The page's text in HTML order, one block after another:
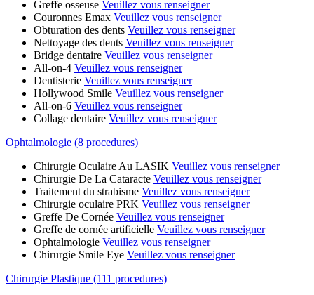
Greffe osseuse Veuillez vous renseigner
Couronnes Emax Veuillez vous renseigner
Obturation des dents Veuillez vous renseigner
Nettoyage des dents Veuillez vous renseigner
Bridge dentaire Veuillez vous renseigner
All-on-4 Veuillez vous renseigner
Dentisterie Veuillez vous renseigner
Hollywood Smile Veuillez vous renseigner
All-on-6 Veuillez vous renseigner
Collage dentaire Veuillez vous renseigner
Ophtalmologie (8 procedures)
Chirurgie Oculaire Au LASIK Veuillez vous renseigner
Chirurgie De La Cataracte Veuillez vous renseigner
Traitement du strabisme Veuillez vous renseigner
Chirurgie oculaire PRK Veuillez vous renseigner
Greffe De Cornée Veuillez vous renseigner
Greffe de cornée artificielle Veuillez vous renseigner
Ophtalmologie Veuillez vous renseigner
Chirurgie Smile Eye Veuillez vous renseigner
Chirurgie Plastique (111 procedures)